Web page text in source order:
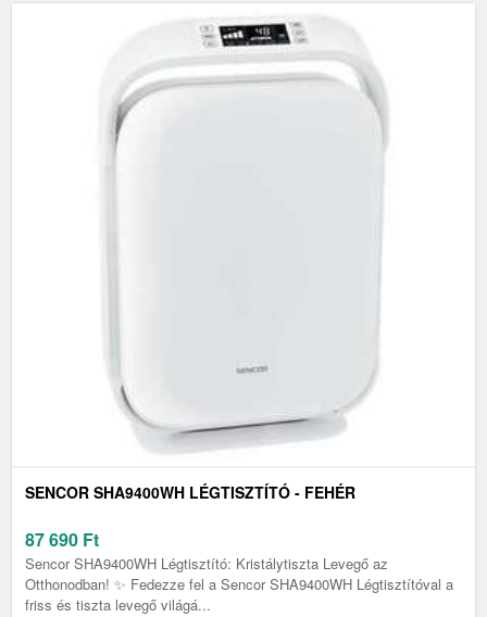
SENCOR SHA9400WH LÉGTISZTÍTÓ - FEHÉR
87 690 Ft
Sencor SHA9400WH Légtisztító: Kristálytiszta Levegő az
Otthonodban! ✨ Fedezze fel a Sencor SHA9400WH Légtisztítóval a
friss és tiszta levegő világá...